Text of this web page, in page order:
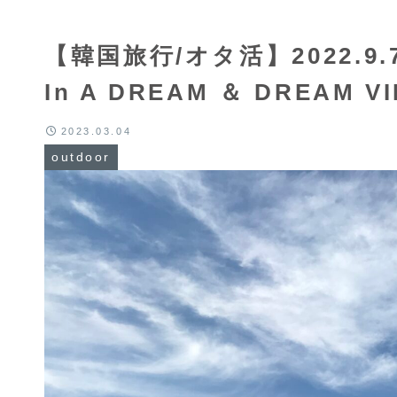
【韓国旅行/オタ活】
In A DREAM ＆ DREAM
outdoor
2023.03.04